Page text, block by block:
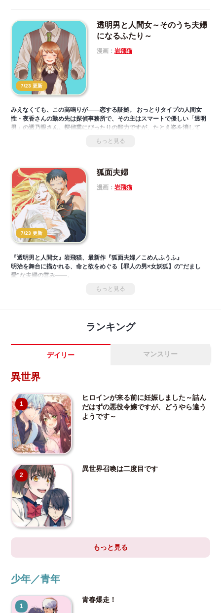
7/23 更新
透明男と人間女～そのうち夫婦
になるふたり～
漫画： 岩飛猫
みえなくても、この高鳴りが――恋する証拠。 おっとりタイプの人間女
性・夜香さんの勤め先は探偵事務所で、その主はスマートで優しい「透明
男」の透乃眼さん。探偵業にぴったりの能力ですが、たとえ姿を消して
も、目の見えない夜香さんには不思議と居場所がわかってしまうのです。
彼女の""見えない""魅力に惹かれ、透乃眼さんは今日もぐいぐいエスコー
ない女性】のほっこり×じれキュン＝尊くて息ができない透明度100％ラブ
コメディ!!大幅加筆修正＆描き下ろしをたっぷり加えてついに書籍化!!
もっと見る
7/23 更新
狐面夫婦
漫画： 岩飛猫
『透明男と人間女』岩飛猫、最新作『狐面夫婦／こめんふうふ』
明治を舞台に描かれる、命と欲をめぐる【罪人の男×女妖狐】の"だまし
愛"な夫婦の営み――。
現世と隠世がまじりあう世界に、古めかしい日本家屋が一軒。そこに暮ら
すは、人間の男と女狐の新婚夫婦。ふたりの仲睦まじい時を邪魔するの
もっと見る
ランキング
デイリー マンスリー
異世界
1
ヒロインが来る前に妊娠しました～詰ん
だはずの悪役令嬢ですが、どうやら違う
ようです～
2
異世界召喚は二度目です
もっと見る
少年／青年
1
青春爆走！